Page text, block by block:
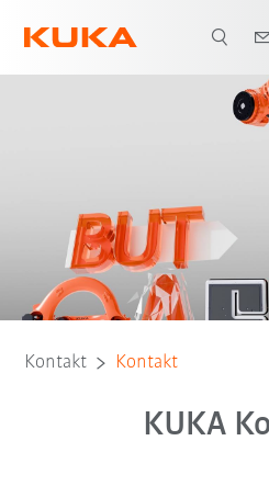
Kontakt Kontakt
KUKA